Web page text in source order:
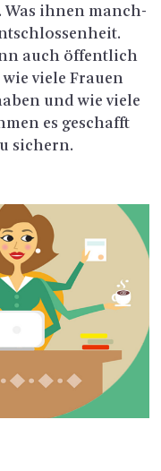
Was ihnen manch­
auch öf­fent­lich
viele Frau­en
und wie viele
es ge­schafft
si­chern.